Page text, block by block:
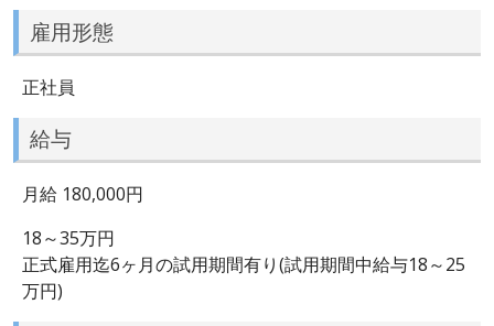
雇用形態
正社員
給与
月給 180,000円
18～35万円
正式雇用迄6ヶ月の試用期間有り(試用期間中給与18～25
万円)